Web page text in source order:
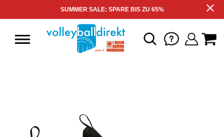
SUMMER SALE: SPARE BIS ZU 65%